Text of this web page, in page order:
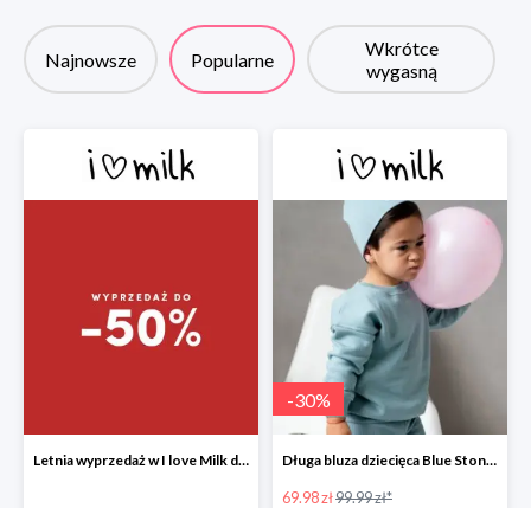
Najnowsze Popularne
Wkrótce
wygasną
Letnia wyprzedaż w I love Milk do -50%
-30%
Długa bluza dziecięca Blue Stone ILM
69.98 zł99.99 zł*